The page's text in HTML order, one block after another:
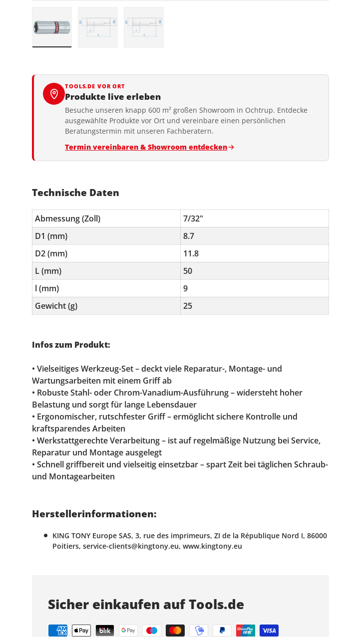
TOOLS.DE VOR ORT
Produkte live erleben
Besuche unseren knapp 600 m² großen Showroom in Ochtrup. Entdecke
ausgewählte Produkte vor Ort und vereinbare einen persönlichen
Beratungstermin mit unseren Fachberatern.
Termin vereinbaren & Showroom entdecken
Technische Daten
Abmessung (Zoll)
7/32"
D1 (mm)
8.7
D2 (mm)
11.8
L (mm)
50
l (mm)
9
Gewicht (g)
25
Infos zum Produkt:
• Vielseitiges Werkzeug-Set – deckt viele Reparatur-, Montage- und
Wartungsarbeiten mit einem Griff ab
• Robuste Stahl- oder Chrom-Vanadium-Ausführung – widersteht hoher
Belastung und sorgt für lange Lebensdauer
• Ergonomischer, rutschfester Griff – ermöglicht sichere Kontrolle und
kraftsparendes Arbeiten
• Werkstattgerechte Verarbeitung – ist auf regelmäßige Nutzung bei Service,
Reparatur und Montage ausgelegt
• Schnell griffbereit und vielseitig einsetzbar – spart Zeit bei täglichen Schraub-
und Montagearbeiten
Herstellerinformationen:
KING TONY Europe SAS, 3, rue des imprimeurs, ZI de la République Nord I, 86000
Poitiers, service-clients@kingtony.eu, www.kingtony.eu
Sicher einkaufen auf Tools.de